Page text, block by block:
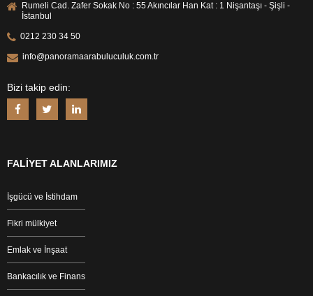
Rumeli Cad. Zafer Sokak No : 55 Akıncılar Han Kat : 1 Nişantaşı - Şişli -
İstanbul
0212 230 34 50
info@panoramaarabuluculuk.com.tr
Bizi takip edin:
FALİYET ALANLARIMIZ
İşgücü ve İstihdam
Fikri mülkiyet
Emlak ve İnşaat
Bankacılık ve Finans